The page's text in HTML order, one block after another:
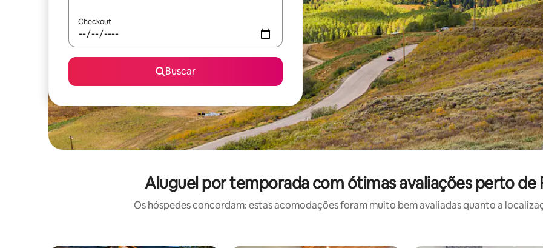
Checkout
Buscar
Aluguel por temporada com ótimas avaliações perto de
Os hóspedes concordam: estas acomodações foram muito bem avaliadas quanto a